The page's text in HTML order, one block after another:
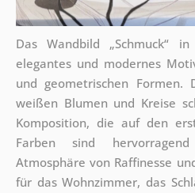
Das Wandbild „Schmuck“
elegantes und modernes
und geometrischen Formen.
weißen Blumen und Kreise
Komposition, die auf den
Farben sind
Atmosphäre von Raffinesse
für das Wohnzimmer, das